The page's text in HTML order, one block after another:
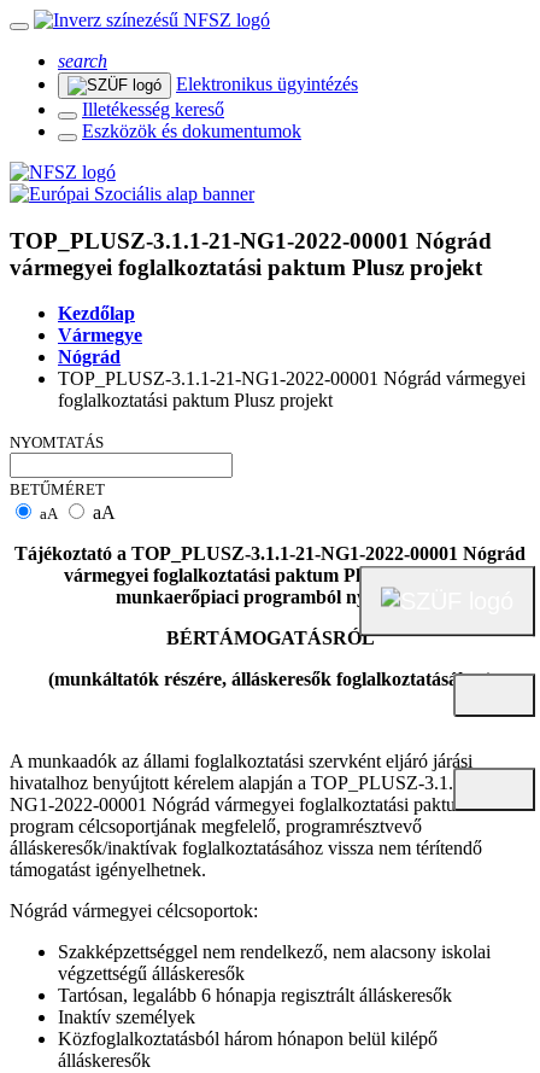
search
Elektronikus ügyintézés
Illetékesség kereső
Eszközök és dokumentumok
TOP_PLUSZ-3.1.1-21-NG1-2022-00001 Nógrád
vármegyei foglalkoztatási paktum Plusz projekt
Kezdőlap
Vármegye
Nógrád
TOP_PLUSZ-3.1.1-21-NG1-2022-00001 Nógrád vármegyei
foglalkoztatási paktum Plusz projekt
NYOMTATÁS
BETŰMÉRET
aA
aA
Tájékoztató a TOP_PLUSZ-3.1.1-21-NG1-2022-00001 Nógrád
vármegyei foglalkoztatási paktum Plusz elnevezésű
munkaerőpiaci programból nyújtható
BÉRTÁMOGATÁSRÓL
(munkáltatók részére, álláskeresők foglalkoztatásához)
A munkaadók az állami foglalkoztatási szervként eljáró járási
hivatalhoz benyújtott kérelem alapján a TOP_PLUSZ-3.1.1-21-
NG1-2022-00001 Nógrád vármegyei foglalkoztatási paktum Plusz
program célcsoportjának megfelelő, programrésztvevő
álláskeresők/inaktívak foglalkoztatásához vissza nem térítendő
támogatást igényelhetnek.
Nógrád vármegyei célcsoportok:
Szakképzettséggel nem rendelkező, nem alacsony iskolai
végzettségű álláskeresők
Tartósan, legalább 6 hónapja regisztrált álláskeresők
Inaktív személyek
Közfoglalkoztatásból három hónapon belül kilépő
álláskeresők